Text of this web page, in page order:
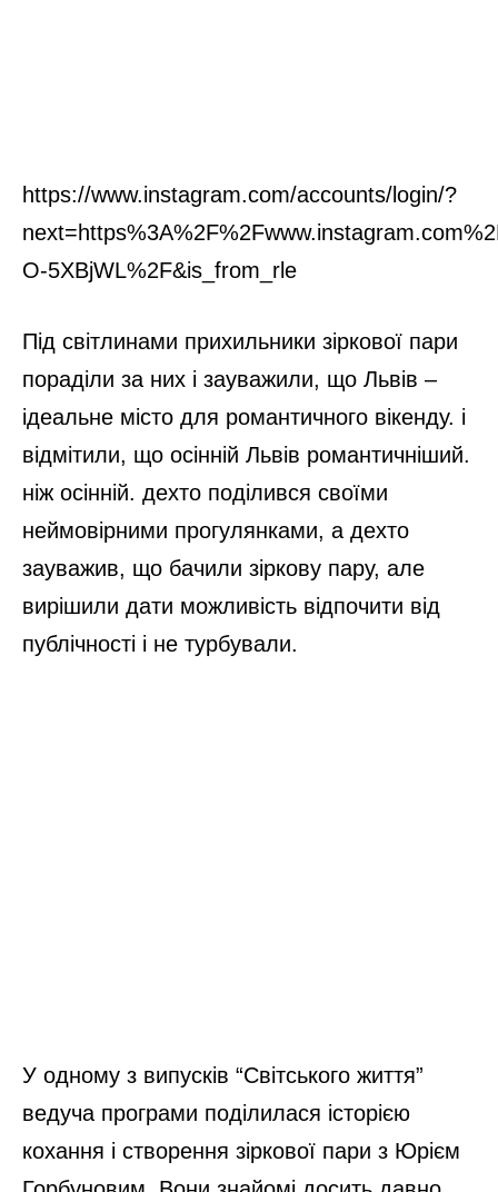
https://www.instagram.com/accounts/login/?
O-5XBjWL%2F&is_from_rle
Під світлинами прихильники зіркової пари
пораділи за них і зауважили, що Львів –
ідеальне місто для романтичного вікенду. і
відмітили, що осінній Львів романтичніший.
ніж осінній. дехто поділився своїми
неймовірними прогулянками, а дехто
зауважив, що бачили зіркову пару, але
вирішили дати можливість відпочити від
публічності і не турбували.
У одному з випусків “Світського життя”
ведуча програми поділилася історією
кохання і створення зіркової пари з Юрієм